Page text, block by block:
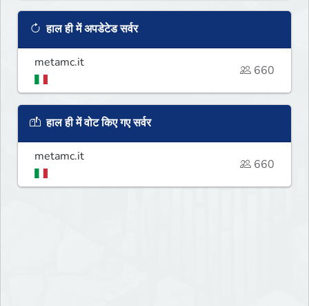
हाल ही में अपडेटेड सर्वर
metamc.it
660
हाल ही में वोट किए गए सर्वर
metamc.it
660